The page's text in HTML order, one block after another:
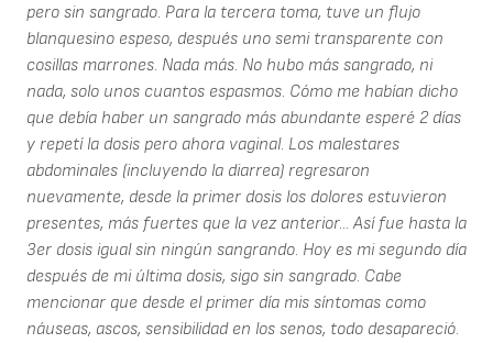
pero sin sangrado. Para la tercera toma, tuve un flujo
blanquesino espeso, después uno semi transparente con
cosillas marrones. Nada más. No hubo más sangrado, ni
nada, solo unos cuantos espasmos. Cómo me habían dicho
que debía haber un sangrado más abundante esperé 2 días
y repetí la dosis pero ahora vaginal. Los malestares
abdominales (incluyendo la diarrea) regresaron
nuevamente, desde la primer dosis los dolores estuvieron
presentes, más fuertes que la vez anterior... Así fue hasta la
3er dosis igual sin ningún sangrando. Hoy es mi segundo día
después de mi última dosis, sigo sin sangrado. Cabe
mencionar que desde el primer día mis síntomas como
náuseas, ascos, sensibilidad en los senos, todo desapareció.